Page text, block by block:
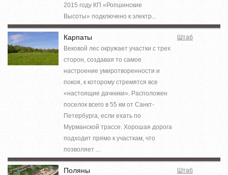
2015 году КП «Ропшинские
Высоты» подключено к электр...
Карпаты
Вековой лес окружает участки с трех
сторон, создавая то самое
настроение умиротворенности и
покоя, к которому стремятся все
«настоящие дачники». Расположен
поселок всего в 55 км от Санкт-
Петербурга, если ехать по
Мурманской трассе. Хорошая дорога
подходит прямо к участкам, что
позволяет ...
Штаб
Поляны Штаб